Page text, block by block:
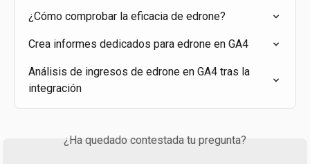
¿Cómo comprobar la eficacia de edrone?
Crea informes dedicados para edrone en GA4
Análisis de ingresos de edrone en GA4 tras la
integración
¿Ha quedado contestada tu pregunta?